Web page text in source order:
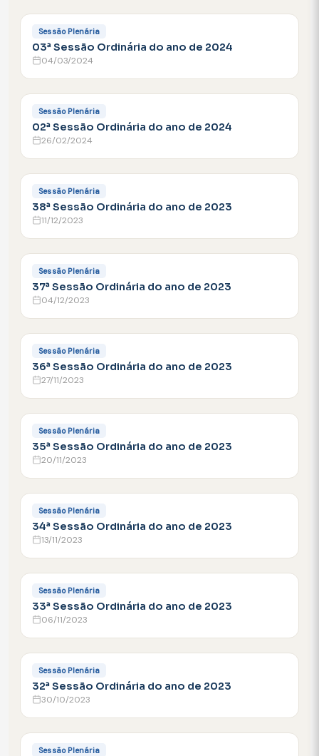
FACEBOOK
Sessão Plenária
03ª Sessão Ordinária do ano de 2024
04/03/2024
FACEBOOK
Sessão Plenária
02ª Sessão Ordinária do ano de 2024
26/02/2024
FACEBOOK
Sessão Plenária
38ª Sessão Ordinária do ano de 2023
11/12/2023
FACEBOOK
Sessão Plenária
37ª Sessão Ordinária do ano de 2023
04/12/2023
FACEBOOK
Sessão Plenária
36ª Sessão Ordinária do ano de 2023
27/11/2023
FACEBOOK
Sessão Plenária
35ª Sessão Ordinária do ano de 2023
20/11/2023
FACEBOOK
Sessão Plenária
34ª Sessão Ordinária do ano de 2023
13/11/2023
FACEBOOK
Sessão Plenária
33ª Sessão Ordinária do ano de 2023
06/11/2023
FACEBOOK
Sessão Plenária
32ª Sessão Ordinária do ano de 2023
30/10/2023
FACEBOOK
Sessão Plenária